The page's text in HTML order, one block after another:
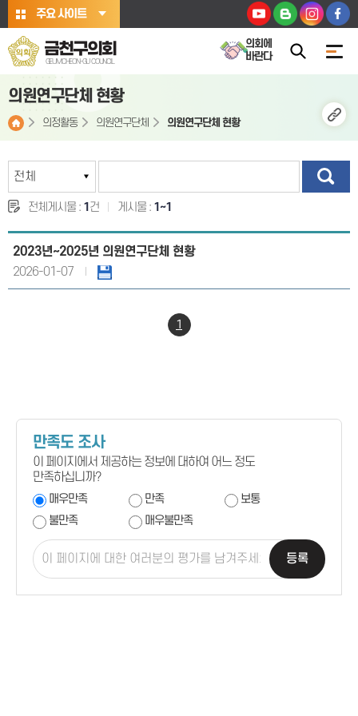
본문바로가기주요 사이트
금천구의회
GEUMCHEON-GU COUNCIL
의회에
바란다
의원연구단체 현황
의정활동 의원연구단체 의원연구단체 현황
전체게시물 : 1 건 게시물 : 1~1
2023년~2025년 의원연구단체 현황
2026-01-07
1
만족도 조사
이 페이지에서 제공하는 정보에 대하여 어느 정도
만족하십니까?
매우만족 만족
보통
불만족
매우불만족
등록